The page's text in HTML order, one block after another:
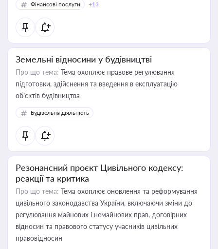
Фінансові послуги
+13
Земельні відносини у будівництві
Про що тема: Тема охоплює правове регулювання
підготовки, здійснення та введення в експлуатацію
об’єктів будівництва
Будівельна діяльність
Резонансний проєкт Цивільного кодексу:
реакції та критика
Про що тема: Тема охоплює оновлення та реформування
цивільного законодавства України, включаючи зміни до
регулювання майнових і немайнових прав, договірних
відносин та правового статусу учасників цивільних
правовідносин